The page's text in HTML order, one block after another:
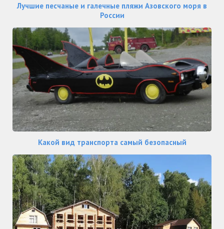
Лучшие песчаные и галечные пляжи Азовского моря в
России
Какой вид транспорта самый безопасный